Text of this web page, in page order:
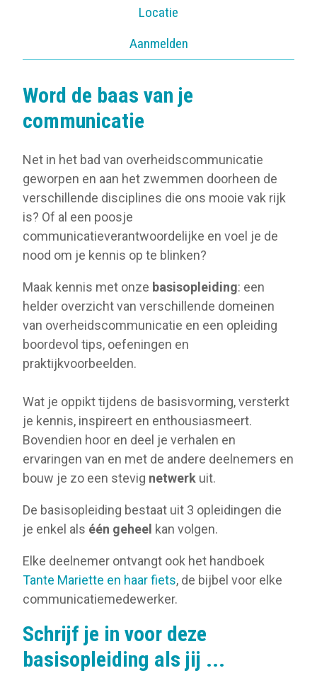
Locatie
Aanmelden
Word de baas van je
communicatie
Net in het bad van overheidscommunicatie
geworpen en aan het zwemmen doorheen de
verschillende disciplines die ons mooie vak rijk
is? Of al een poosje
communicatieverantwoordelijke en voel je de
nood om je kennis op te blinken?
Maak kennis met onze basisopleiding: een
helder overzicht van verschillende domeinen
van overheidscommunicatie en een opleiding
boordevol tips, oefeningen en
praktijkvoorbeelden.
Wat je oppikt tijdens de basisvorming, versterkt
je kennis, inspireert en enthousiasmeert.
Bovendien hoor en deel je verhalen en
ervaringen van en met de andere deelnemers en
bouw je zo een stevig netwerk uit.
De basisopleiding bestaat uit 3 opleidingen die
je enkel als één geheel kan volgen.
Elke deelnemer ontvangt ook het handboek
Tante Mariette en haar fiets, de bijbel voor elke
communicatiemedewerker.
Schrijf je in voor deze
basisopleiding als jij ...